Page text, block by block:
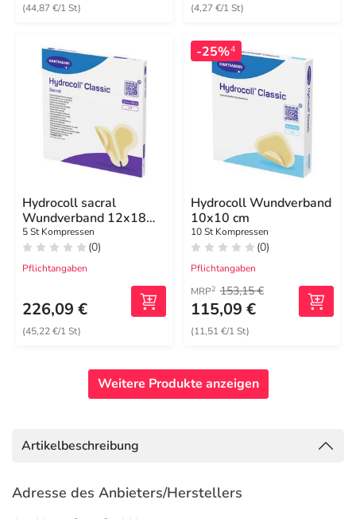
(44,87 €/1 St) (4,27 €/1 St)
Hydrocoll sacral
Wundverband 12x18
cm
5 St Kompressen
(0)
Pflichtangaben
226,09 €
(45,22 €/1 St)
-25%4
Hydrocoll Wundverband
10x10 cm
10 St Kompressen
(0)
Pflichtangaben
MRP2 153,15 €
115,09 €
(11,51 €/1 St)
Weitere Produkte anzeigen
Artikelbeschreibung
Adresse des Anbieters/Herstellers